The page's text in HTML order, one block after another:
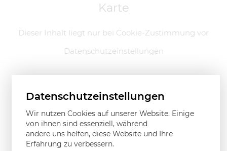
Karte
Dieser Inhalt liegt nur bei Cookie-Zustimmung vor
Datenschutzeinstellungen
Datenschutzeinstellungen
Wir nutzen Cookies auf unserer Website. Einige
von ihnen sind essenziell, während
andere uns helfen, diese Website und Ihre
Erfahrung zu verbessern.